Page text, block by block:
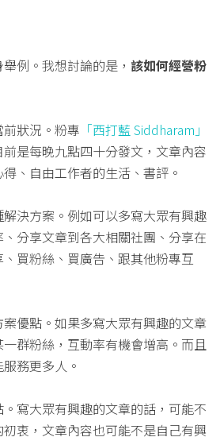
例。我想討論的是， 該如何經營粉
狀況。粉專 「西打藍 Siddharam」
是每晚九點四十分發文，文章內容
、自由工作者的生活、書評。
決方案。例如可以多寫大眾有興趣
分享文章到各大相關社團、分享在
買粉絲、買廣告、跟其他粉專互
優點。如果多寫大眾有興趣的文章
群粉絲，互動率有機會增高。而且
務更多人。
寫大眾有興趣的文章的話，可能不
衷，文章內容也可能不是自己有興